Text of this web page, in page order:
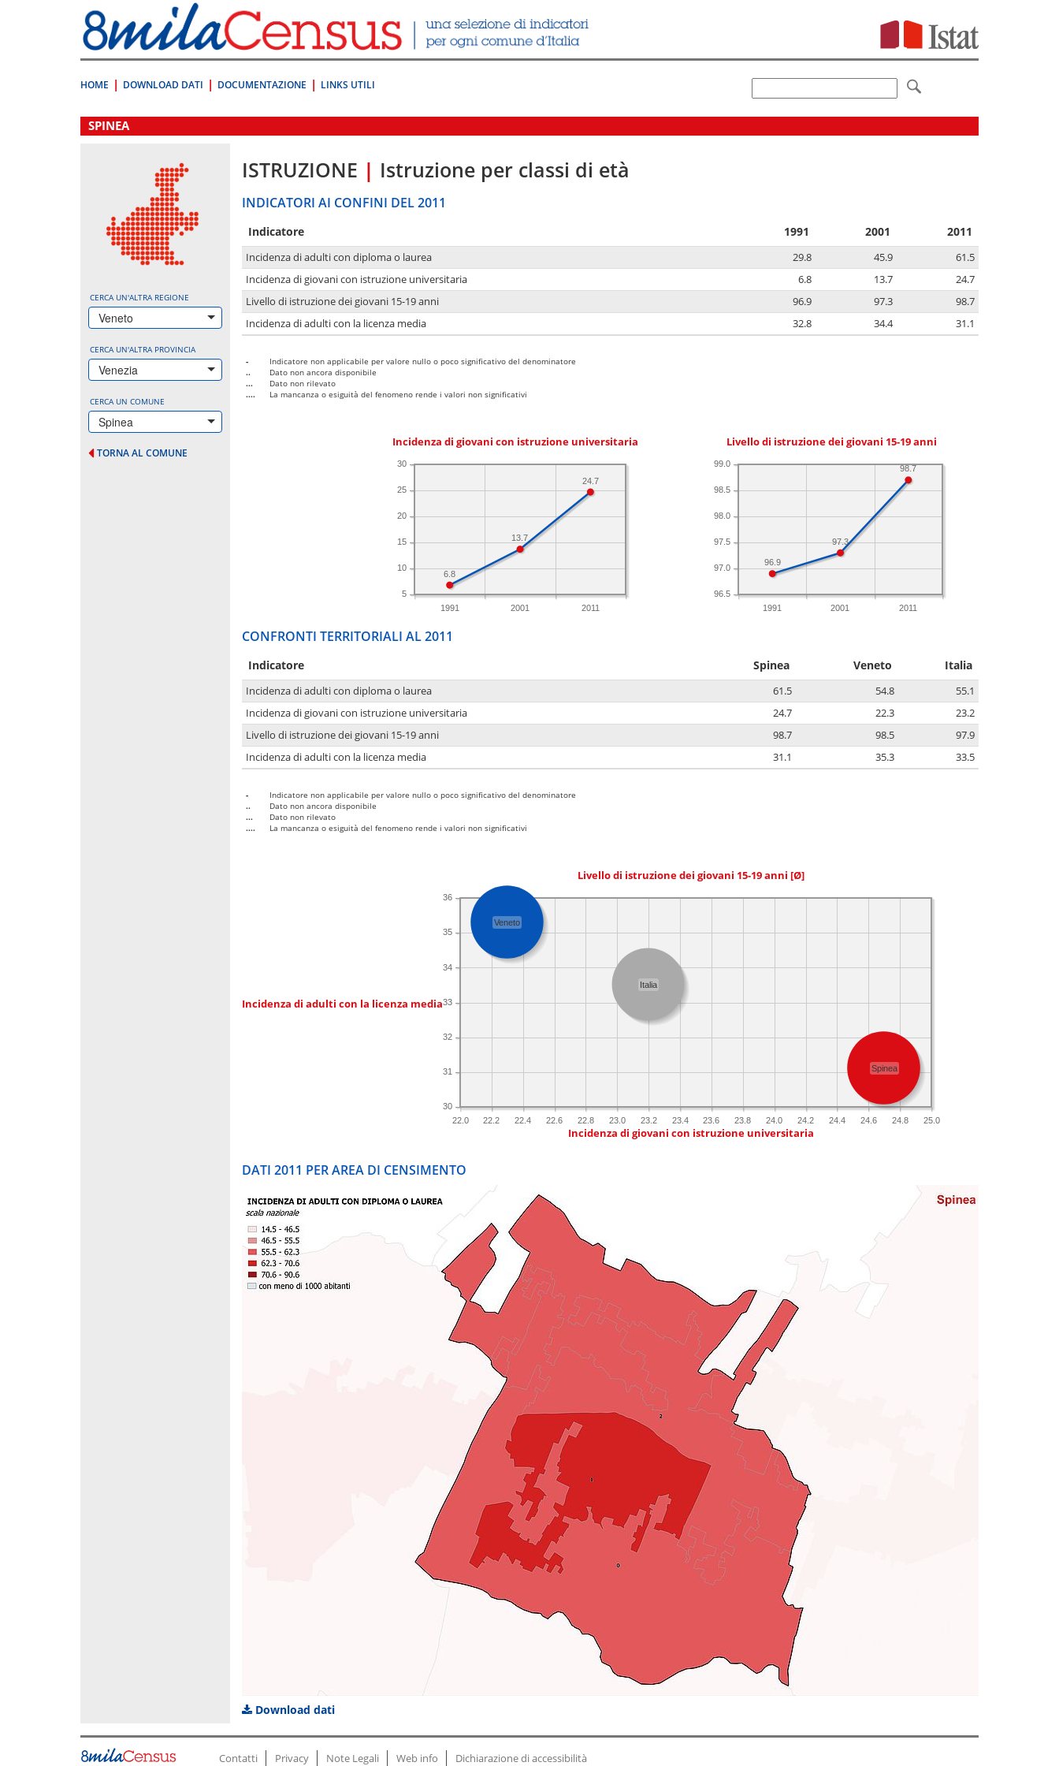
direttamente
a:
Contenuto
HOME DOWNLOAD DATI DOCUMENTAZIONE LINKS UTILI
.
SPINEA
CERCA UN'ALTRA REGIONE
Veneto
CERCA UN'ALTRA PROVINCIA
Venezia
CERCA UN COMUNE
Spinea
TORNA AL COMUNE
ISTRUZIONE | Istruzione per classi di età
INDICATORI AI CONFINI DEL 2011
Indicatore 1991 2001 2011
Incidenza di adulti con diploma o laurea 29.8 45.9
61.5
Incidenza di giovani con istruzione universitaria
6.8 13.7
24.7
Livello di istruzione dei giovani 15-19 anni
96.9 97.3
98.7
Incidenza di adulti con la licenza media
32.8 34.4 31.1
-
Indicatore non applicabile per valore nullo o poco significativo del denominatore
..
Dato non ancora disponibile
...
Dato non rilevato
....
La mancanza o esiguità del fenomeno rende i valori non significativi
Incidenza di giovani con istruzione universitaria
1991 2001 2011
5
10
15
20
25
30
24.7
13.7
6.8
Livello di istruzione dei giovani 15-19 anni
1991 2001 2011
96.5
97.0
97.5
98.0
98.5
99.0
98.7
97.3
96.9
CONFRONTI TERRITORIALI AL 2011
Indicatore Spinea Veneto Italia
Incidenza di adulti con diploma o laurea 61.5 54.8
55.1
Incidenza di giovani con istruzione universitaria
24.7 22.3
23.2
Livello di istruzione dei giovani 15-19 anni
98.7 98.5
97.9
Incidenza di adulti con la licenza media
31.1 35.3 33.5
-
Indicatore non applicabile per valore nullo o poco significativo del denominatore
..
Dato non ancora disponibile
...
Dato non rilevato
....
La mancanza o esiguità del fenomeno rende i valori non significativi
Livello di istruzione dei giovani 15-19 anni [Ø]
Incidenza di adulti con la licenza media
22.0 22.2 22.4 22.6 22.8 23.0 23.2 23.4 23.6 23.8 24.0 24.2 24.4 24.6 24.8 25.0
30
31
32
33
34
35
36
Spinea
Veneto
Italia
Incidenza di giovani con istruzione universitaria
DATI 2011 PER AREA DI CENSIMENTO
Download dati
Contatti Privacy Note Legali Web info Dichiarazione di accessibilità